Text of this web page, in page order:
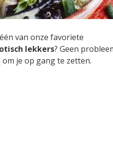
van onze favoriete
lekkers? Geen
om je op gang te zetten.